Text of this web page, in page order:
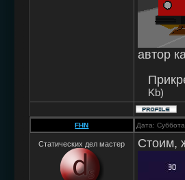
автор
Kb)
FHN Дата:
Статических дел мастер Стоим,